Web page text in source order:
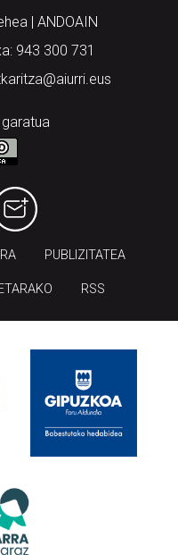
| ANDOAIN
943 300 731
PUBLIZITATEA
RSS